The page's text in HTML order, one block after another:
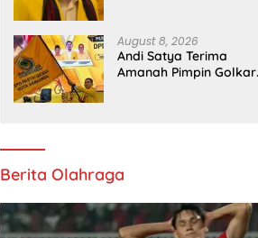
August 8, 2026
Andi Satya Terima
Amanah Pimpin Golkar
Berita Olahraga